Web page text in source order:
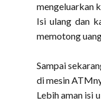
mengeluarkan
Isi ulang dan
memotong
Sampai
di mesin
Lebih aman isi